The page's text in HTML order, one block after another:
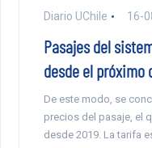
Diario UChile 16-
Pasajes del
desde el próximo
De este modo, se
precios del pasaje, el
desde 2019. La tarifa